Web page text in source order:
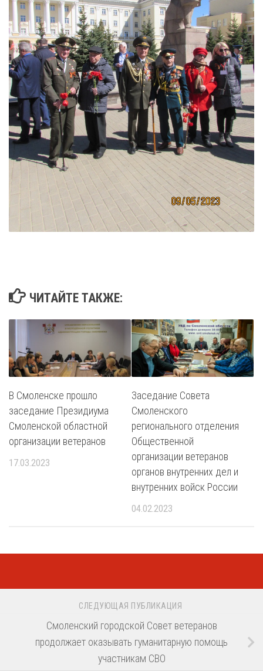
ЧИТАЙТЕ ТАКЖЕ:
В Смоленске прошло
заседание Президиума
Смоленской областной
организации ветеранов
17.03.2023
Заседание Совета
Смоленского
регионального отделения
Общественной
организации ветеранов
органов внутренних дел и
внутренних войск России
04.02.2023
СЛЕДУЮЩАЯ ПУБЛИКАЦИЯ
Смоленский городской Совет ветеранов
продолжает оказывать гуманитарную помощь
участникам СВО